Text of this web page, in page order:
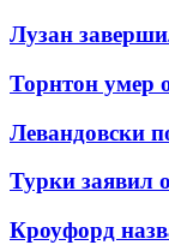
Лузан
Торнтон умер
Левандовски
Турки заявил
Кроуфорд